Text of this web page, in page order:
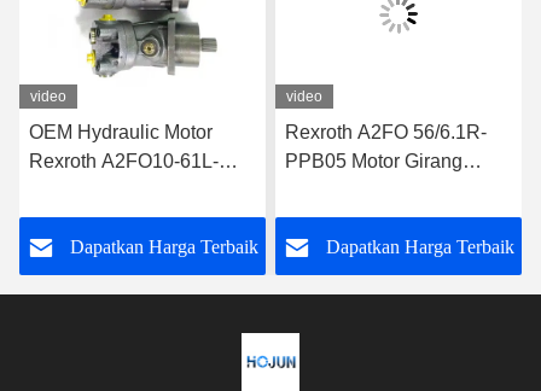
video
OEM Hydraulic Motor
Rexroth A2FO10-61L-
Hidraulik
Dapatkan Harga Terbaik
video
Rexroth A2FO 56/6.1R-
PPB05 Motor Girang
Dapatkan Harga Terbaik